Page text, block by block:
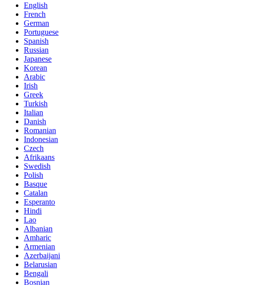
English
French
German
Portuguese
Spanish
Russian
Japanese
Korean
Arabic
Irish
Greek
Turkish
Italian
Danish
Romanian
Indonesian
Czech
Afrikaans
Swedish
Polish
Basque
Catalan
Esperanto
Hindi
Lao
Albanian
Amharic
Armenian
Azerbaijani
Belarusian
Bengali
Bosnian